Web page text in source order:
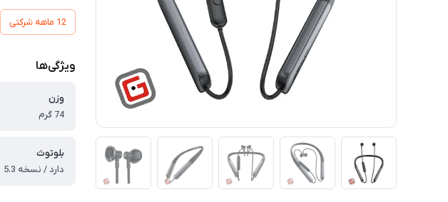
12 ماهه شرکتی
ویژگی‌ها
وزن
74 گرم
بلوتوث
دارد / نسخه 5.3